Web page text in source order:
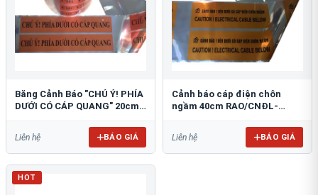
Băng Cảnh Báo "CHÚ Ý! PHÍA
DƯỚI CÓ CÁP QUANG" 20cm
Liên hệ BÁO GIÁ
Cảnh báo cáp điện chôn
ngầm 40cm RAO/CNĐL-
Liên hệ BÁO GIÁ
HOT